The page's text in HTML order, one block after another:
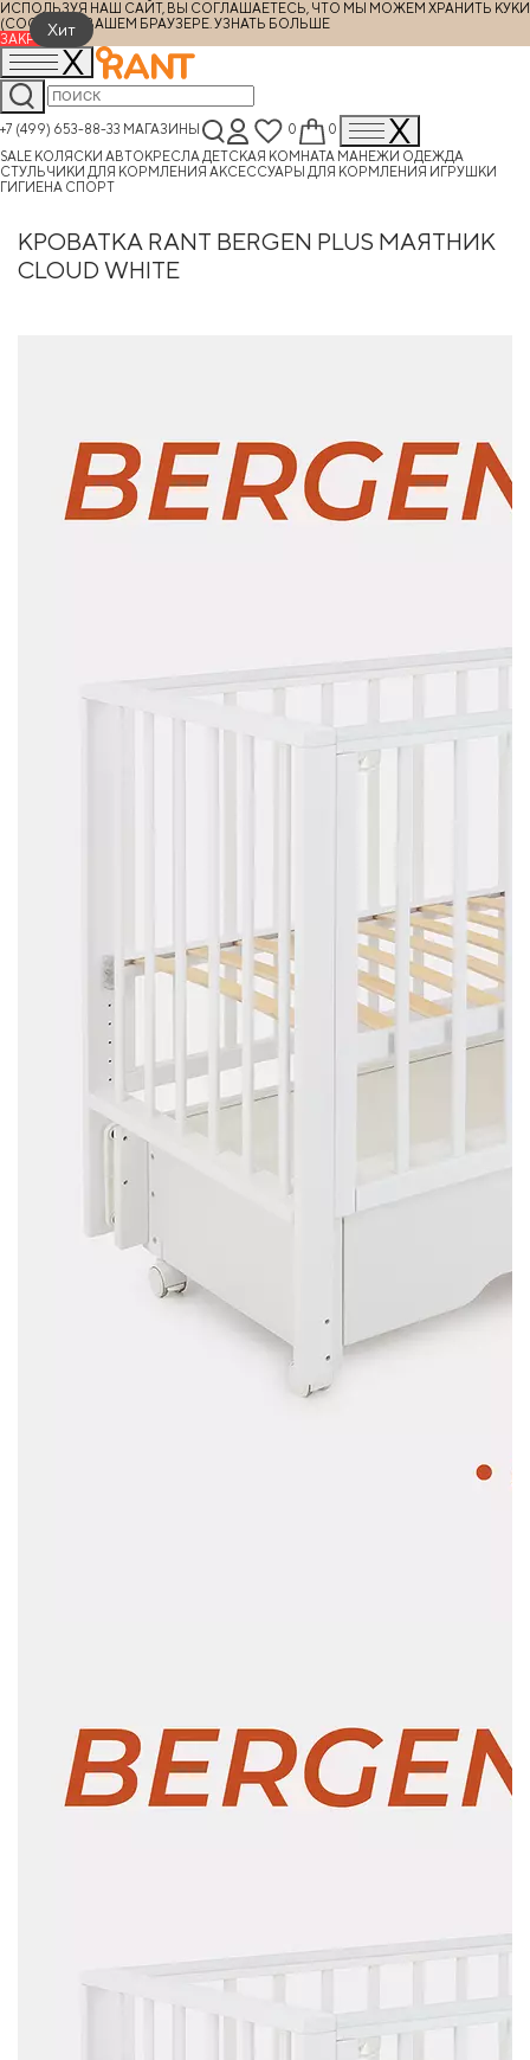
ИСПОЛЬЗУЯ НАШ САЙТ, ВЫ СОГЛАШАЕТЕСЬ, ЧТО МЫ МОЖЕМ ХРАНИТЬ КУКИ
(COOKIES) В ВАШЕМ БРАУЗЕРЕ. УЗНАТЬ БОЛЬШЕ
ЗАКРЫТЬ
+7 (499) 653-88-33 МАГАЗИНЫ 0
0
SALE КОЛЯСКИ АВТОКРЕСЛА ДЕТСКАЯ КОМНАТА МАНЕЖИ ОДЕЖДА
СТУЛЬЧИКИ ДЛЯ КОРМЛЕНИЯ АКСЕССУАРЫ ДЛЯ КОРМЛЕНИЯ ИГРУШКИ
ГИГИЕНА СПОРТ
КРОВАТКА RANT BERGEN PLUS МАЯТНИК
CLOUD WHITE
Хит